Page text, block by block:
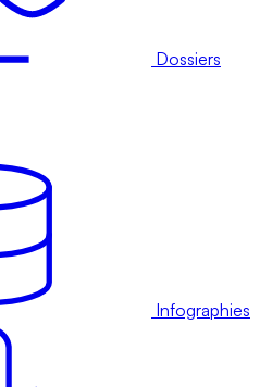
Dossiers
Infographies